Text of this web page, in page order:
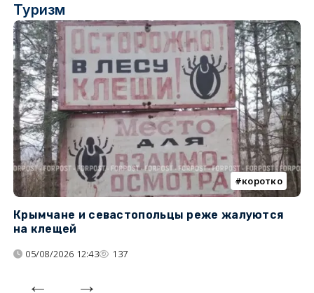
Туризм
коротко
Крымчане и севастопольцы реже жалуются
на клещей
05/08/2026 12:43 137